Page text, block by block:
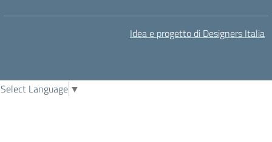
Idea e progetto di Designers Italia
Select Language ▼